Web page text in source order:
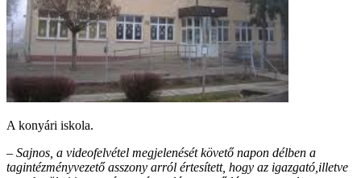
A konyári iskola.
– Sajnos, a videofelvétel megjelenését követő napon délben a
tagintézményvezető asszony arról értesített, hogy az igazgató,illetve